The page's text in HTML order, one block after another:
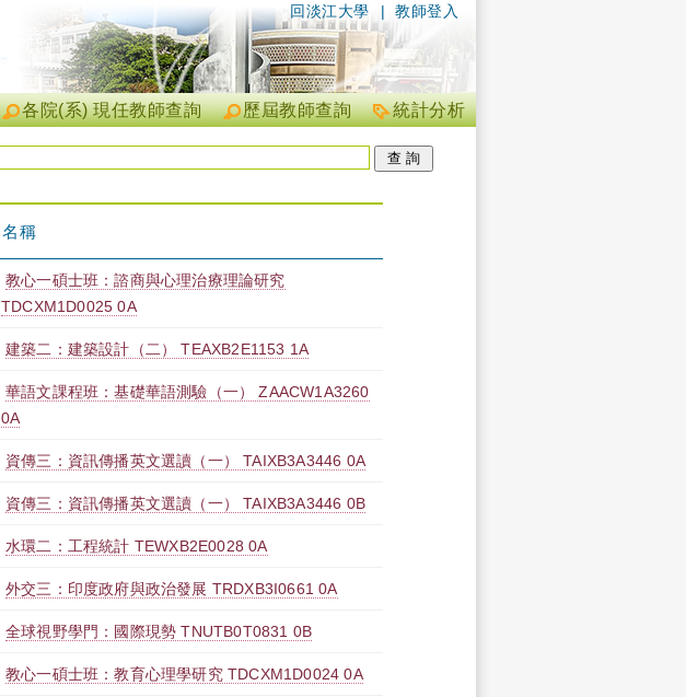
| 教師登入
回淡江大學
統計分析
歷屆教師查詢
各院(系) 現任教師查詢
名稱
教心一碩士班：諮商與心理治療理論研究
TDCXM1D0025 0A
建築二：建築設計（二） TEAXB2E1153 1A
華語文課程班：基礎華語測驗（一） ZAACW1A3260
0A
資傳三：資訊傳播英文選讀（一） TAIXB3A3446 0A
資傳三：資訊傳播英文選讀（一） TAIXB3A3446 0B
水環二：工程統計 TEWXB2E0028 0A
外交三：印度政府與政治發展 TRDXB3I0661 0A
全球視野學門：國際現勢 TNUTB0T0831 0B
教心一碩士班：教育心理學研究 TDCXM1D0024 0A